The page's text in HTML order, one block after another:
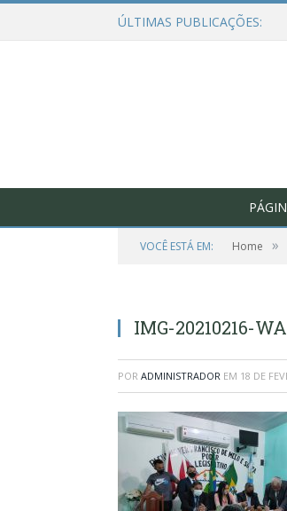
ÚLTIMAS PUBLICAÇÕES:
VOCÊ ESTÁ EM: Home »
IMG-20210216-
POR ADMINISTRADOR EM 18 DE